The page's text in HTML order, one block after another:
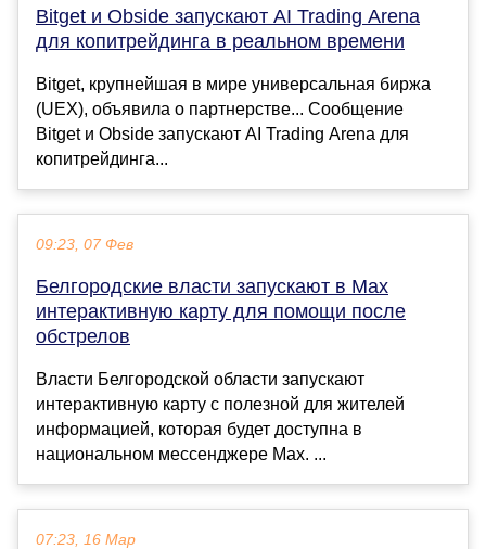
Bitget и Obside запускают AI Trading Arena
для копитрейдинга в реальном времени
Bitget, крупнейшая в мире универсальная биржа
(UEX), объявила о партнерстве... Сообщение
Bitget и Obside запускают AI Trading Arena для
копитрейдинга...
09:23, 07 Фев
Белгородские власти запускают в Мах
интерактивную карту для помощи после
обстрелов
Власти Белгородской области запускают
интерактивную карту с полезной для жителей
информацией, которая будет доступна в
национальном мессенджере Мах. ...
07:23, 16 Мар